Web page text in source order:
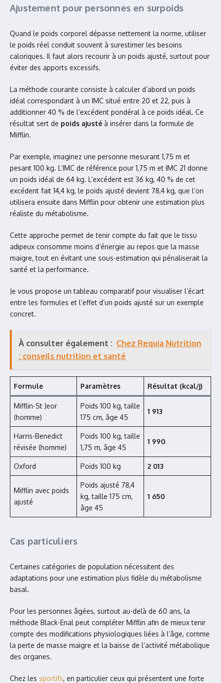
Ajustement pour personnes en surpoids
Quand le poids corporel dépasse nettement la norme, utiliser
le poids réel conduit souvent à surestimer les besoins
caloriques. Il faut alors recourir à un poids ajusté, surtout pour
éviter des apports excessifs.
La méthode courante consiste à calculer d’abord un poids
idéal correspondant à un IMC situé entre 20 et 22, puis à
additionner 40 % de l’excédent pondéral à ce poids idéal. Ce
résultat sert de poids ajusté à insérer dans la formule de
Mifflin.
Par exemple, imaginez une personne mesurant 1,75 m et
pesant 100 kg. L’IMC de référence pour 1,75 m et IMC 21 donne
un poids idéal de 64 kg. L’excédent est 36 kg, 40 % de cet
excédent fait 14,4 kg, le poids ajusté devient 78,4 kg, que l’on
utilisera ensuite dans Mifflin pour obtenir une estimation plus
réaliste du métabolisme.
Cette approche permet de tenir compte du fait que le tissu
adipeux consomme moins d’énergie au repos que la masse
maigre, tout en évitant une sous-estimation qui pénaliserait la
santé et la performance.
Je vous propose un tableau comparatif pour visualiser l’écart
entre les formules et l’effet d’un poids ajusté sur un exemple
concret.
À consulter également : Chez Requia Nutrition
: conseils nutrition et santé
Formule Paramètres Résultat (kcal/j)
Mifflin-St Jeor
(homme)
Poids 100 kg, taille
175 cm, âge 45
1 913
Harris-Benedict
révisée (homme)
Poids 100 kg, taille
1,75 m, âge 45
1 990
Oxford Poids 100 kg 2 013
Mifflin avec poids
ajusté
Poids ajusté 78,4
kg, taille 175 cm,
âge 45
1 650
Cas particuliers
Certaines catégories de population nécessitent des
adaptations pour une estimation plus fidèle du métabolisme
basal.
Pour les personnes âgées, surtout au-delà de 60 ans, la
méthode Black-Enal peut compléter Mifflin afin de mieux tenir
compte des modifications physiologiques liées à l’âge, comme
la perte de masse maigre et la baisse de l’activité métabolique
des organes.
Chez les sportifs, en particulier ceux qui présentent une forte